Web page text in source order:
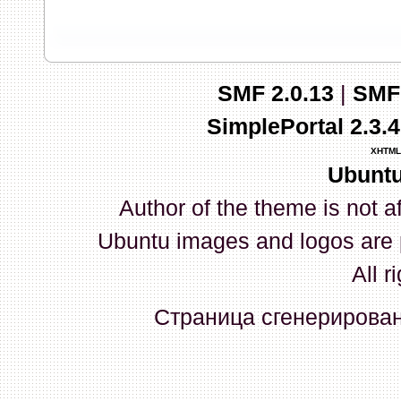
03 Апреля 2026, 10:02:33
whookey:GenKass: с
03 Апреля 2026, 05:22:56
GenKass:По тому же
02 Апреля 2026, 12:56:37
GenKass:Всем доброго
серии (6592) 1-1245, 3-
прошить до 7926, чтобы
Атол 11 видится в системе
SMF 2.0.13|
SimplePortal
XHTML
Author of the theme is not
Ubuntu images and logos
All
Страница